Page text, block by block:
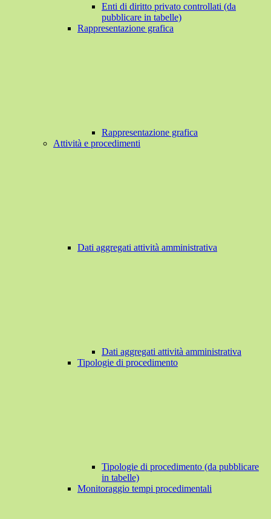
Enti di diritto privato controllati (da
pubblicare in tabelle)
Rappresentazione grafica
Rappresentazione grafica
Attività e procedimenti
Dati aggregati attività amministrativa
Dati aggregati attività amministrativa
Tipologie di procedimento
Tipologie di procedimento (da pubblicare
in tabelle)
Monitoraggio tempi procedimentali